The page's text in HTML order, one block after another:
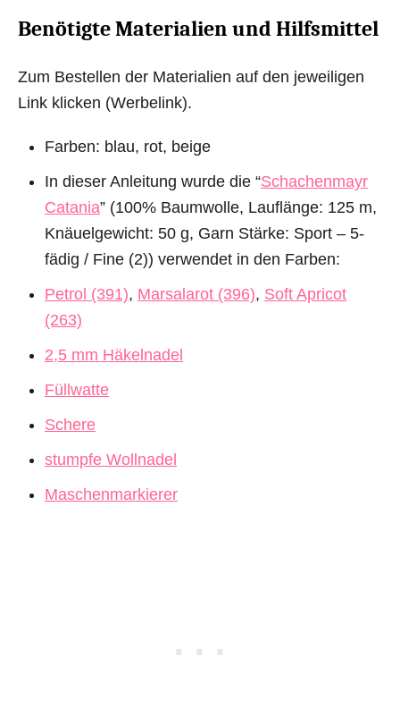
Benötigte Materialien und Hilfsmittel
Zum Bestellen der Materialien auf den jeweiligen
Link klicken (Werbelink).
Farben: blau, rot, beige
In dieser Anleitung wurde die “Schachenmayr
Catania” (100% Baumwolle, Lauflänge: 125 m,
Knäuelgewicht: 50 g, Garn Stärke: Sport – 5-
fädig / Fine (2)) verwendet in den Farben:
Petrol (391), Marsalarot (396), Soft Apricot
(263)
2,5 mm Häkelnadel
Füllwatte
Schere
stumpfe Wollnadel
Maschenmarkierer